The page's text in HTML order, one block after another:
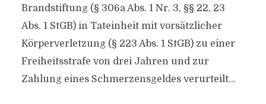
Brandstiftung (§ 306a Abs. 1 Nr. 3, §§ 22, 23
Abs. 1 StGB) in Tateinheit mit vorsätzlicher
Körperverletzung (§ 223 Abs. 1 StGB) zu einer
Freiheitsstrafe von drei Jahren und zur
Zahlung eines Schmerzensgeldes verurteilt...